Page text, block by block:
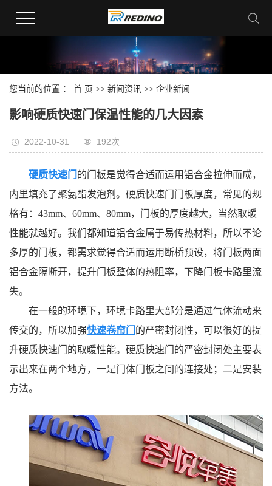
您当前的位置 ： 首 页 >> 新闻资讯 >> 企业新闻
影响硬质快速门保温性能的几大因素
2022-10-31 192次
硬质快速门 的门板是觉得合适而运用铝合金拉伸而成，
内里填充了聚氨酯发泡剂。硬质快速门门板厚度，常见的规
格有：43mm、60mm、80mm，门板的厚度越大，当然取暖
性能就越好。我们都知道铝合金属于易传热材料，所以不论
多厚的门板，都需求觉得合适而运用断桥预设，将门板两面
铝合金隔断开，提升门板整体的热阻率，下降门板卡路里流
失。
在一般的环境下，环境卡路里大部分是通过气体流动来
传交的，所以加强快速卷帘门 的严密封闭性，可以很好的提
升硬质快速门的取暖性能。硬质快速门的严密封闭处主要表
示出来在两个地方，一是门体门板之间的连接处；二是安装
方法。